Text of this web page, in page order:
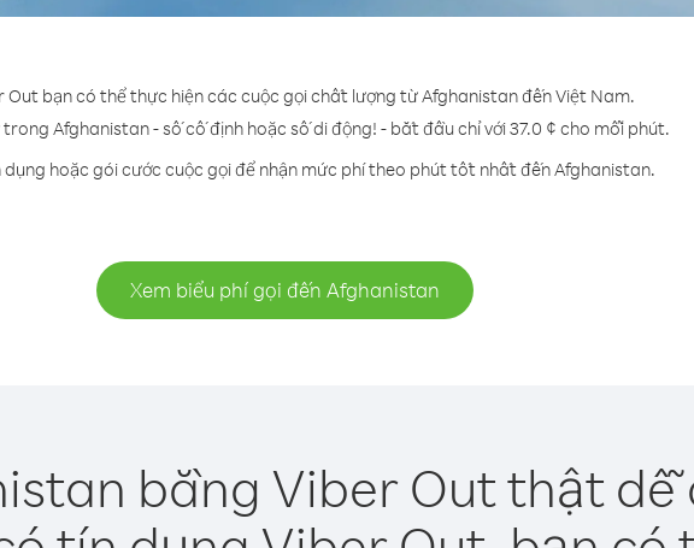
Out bạn có thể thực hiện các cuộc gọi chất lượng từ Afghanistan đến Việt Nam.
trong Afghanistan - số cố định hoặc số di động! - bắt đầu chỉ với 37.0 ¢ cho mỗi phút.
dụng hoặc gói cước cuộc gọi để nhận mức phí theo phút tốt nhất đến Afghanistan.
Xem biểu phí gọi đến Afghanistan
bằng Viber Out thật dễ